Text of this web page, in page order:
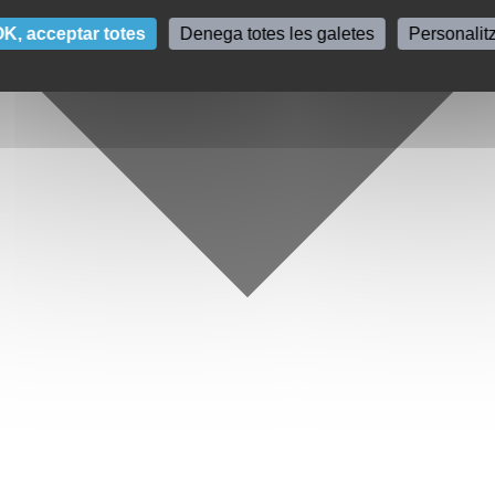
acceptar totes Denega totes les galetes